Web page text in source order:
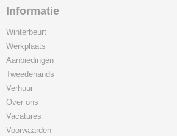
Informatie
Winterbeurt
Werkplaats
Aanbiedingen
Tweedehands
Verhuur
Over ons
Vacatures
Voorwaarden